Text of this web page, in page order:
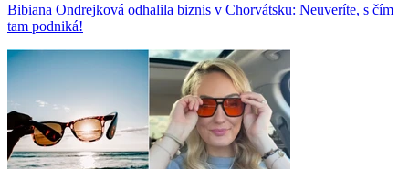
Bibiana Ondrejková odhalila biznis v Chorvátsku: Neuveríte, s čím
tam podniká!